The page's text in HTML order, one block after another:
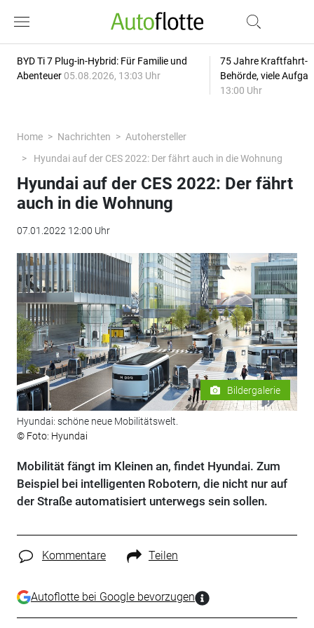
BYD Ti 7 Plug-in-Hybrid: Für Familie und
Abenteuer 05.08.2026, 13:03 Uhr
75 Jahre Kraftfahrt-
Behörde, viele
13:00 Uhr
Home Nachrichten
Autohersteller
Hyundai auf der CES 2022: Der fährt auch in die Wohnung
Hyundai auf der CES 2022: Der fährt
auch in die Wohnung
07.01.2022 12:00 Uhr
Bildergalerie
Hyundai: schöne neue Mobilitätswelt.
© Foto: Hyundai
Mobilität fängt im Kleinen an, findet Hyundai. Zum
Beispiel bei intelligenten Robotern, die nicht nur auf
der Straße automatisiert unterwegs sein sollen.
Kommentare Teilen
Autoflotte bei Google bevorzugen